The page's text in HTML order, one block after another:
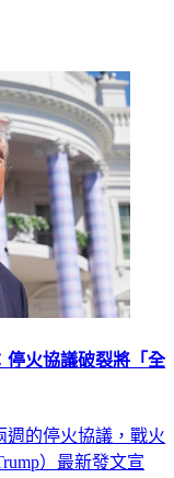
停火協議破裂將「全
週的停火協議，戰火
）最新發文宣